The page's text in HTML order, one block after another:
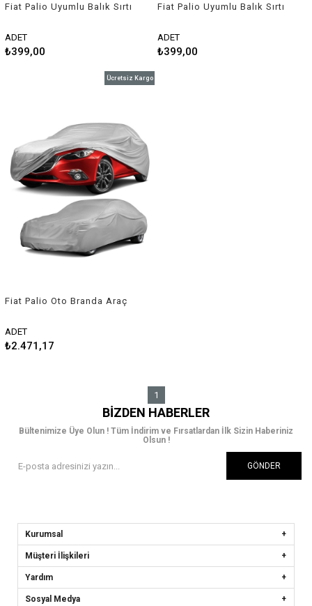
Fiat Palio Uyumlu Balık Sırtı
ADET
₺399,00
Fiat Palio Uyumlu Balık Sırtı
ADET
₺399,00
Fiat Palio Oto Branda Araç
ADET
₺2.471,17
Ücretsiz Kargo
1
BIZDEN HABERLER
Bültenimize Üye Olun ! Tüm İndirim ve Fırsatlardan İlk Sizin Haberiniz
Olsun !
GÖNDER
Kurumsal
Müşteri İlişkileri
Yardım
Sosyal Medya